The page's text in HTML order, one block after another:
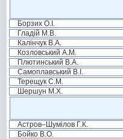
Борзих О.І.
Гладій М.В.
Калінчук В.А.
Козловський А.М.
Плютинський В.А.
Самоплавський В.І.
Терещук С.М.
Шершун М.Х.
Астров–Шумілов Г.К.
Бойко В.О.